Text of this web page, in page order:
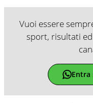
Vuoi essere
sport, risultati
Entra